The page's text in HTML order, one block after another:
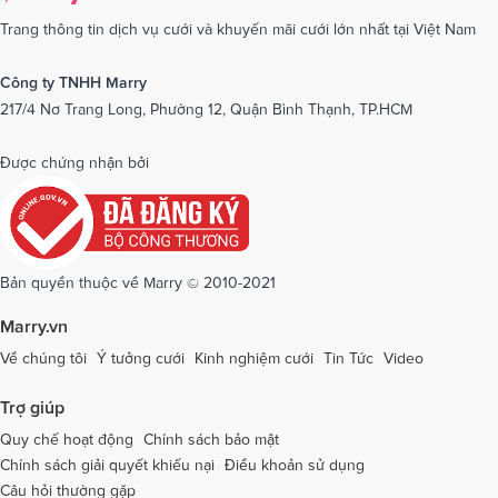
Dịch vụ cưới tại Nam Định Dịch vụ cưới tại Nghệ An
Dịch vụ cưới tại Phú Yên Dịch vụ cưới tại Phú Thọ
Dịch vụ cưới tại Quảng Ngãi
Dịch vụ cưới tại Quảng Ninh
Dịch vụ cưới tại Sóc Trăng Dịch vụ cưới tại Sơn La
Dịch vụ cưới tại Thái Bình Dịch vụ cưới tại Thanh Hóa
Dịch vụ cưới tại Thừa Thiên - Huế
Dịch vụ cưới tại An Giang Dịch vụ cưới tại Trà Vinh
Dịch vụ cưới tại Tuyên Quang Dịch vụ cưới tại Vĩnh Long
Trang thông tin dịch vụ cưới và khuyến mãi cưới lớn nhất tại Việt Nam
Công ty TNHH Marry
217/4 Nơ Trang Long, Phường 12, Quận Bình Thạnh, TP.HCM
Được chứng nhận bởi
Bản quyền thuộc về Marry © 2010-2021
Marry.vn
Về chúng tôi Ý tưởng cưới Kinh nghiệm cưới Tin Tức Video
Trợ giúp
Quy chế hoạt động
Chính sách bảo mật
Chính sách giải quyết khiếu nại Điều khoản sử dụng
Câu hỏi thường gặp